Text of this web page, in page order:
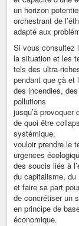
un horizon
orchestrant de
adapté aux
Si vous consultez
la situation et les
tels des ultra-
pendant que çà et
des incendies,
pollutions
jusqu’à
de quoi être
systémique,
vouloir prendre le
urgences
des soucis liés à
du capitalisme, du
et faire sa part
de concrétiser un
en principe de
économique.